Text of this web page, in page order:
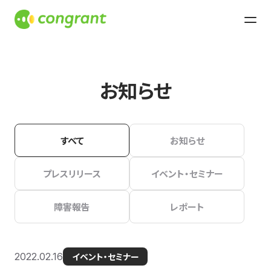
お知らせ
すべて お知らせ
プレスリリース イベント・セミナー
障害報告 レポート
2022.02.16 イベント・セミナー